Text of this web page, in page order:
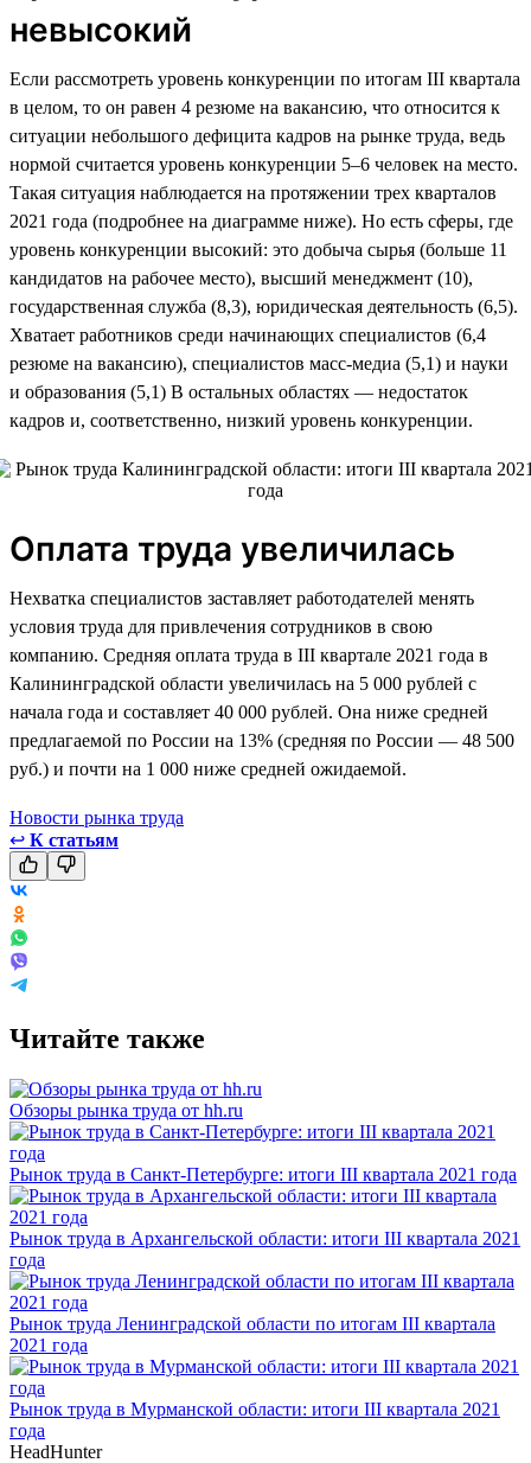
невысокий
Если рассмотреть уровень конкуренции по итогам III квартала
в целом, то он равен 4 резюме на вакансию, что относится к
ситуации небольшого дефицита кадров на рынке труда, ведь
нормой считается уровень конкуренции 5–6 человек на место.
Такая ситуация наблюдается на протяжении трех кварталов
2021 года (подробнее на диаграмме ниже). Но есть сферы, где
уровень конкуренции высокий: это добыча сырья (больше 11
кандидатов на рабочее место), высший менеджмент (10),
государственная служба (8,3), юридическая деятельность (6,5).
Хватает работников среди начинающих специалистов (6,4
резюме на вакансию), специалистов масс-медиа (5,1) и науки
и образования (5,1) В остальных областях — недостаток
кадров и, соответственно, низкий уровень конкуренции.
Оплата труда увеличилась
Нехватка специалистов заставляет работодателей менять
условия труда для привлечения сотрудников в свою
компанию. Средняя оплата труда в III квартале 2021 года в
Калининградской области увеличилась на 5 000 рублей с
начала года и составляет 40 000 рублей. Она ниже средней
предлагаемой по России на 13% (средняя по России — 48 500
руб.) и почти на 1 000 ниже средней ожидаемой.
Новости рынка труда
↩ К статьям
Читайте также
Обзоры рынка труда от hh.ru
Рынок труда в Санкт-Петербурге: итоги III квартала 2021 года
Рынок труда в Архангельской области: итоги III квартала 2021
года
Рынок труда Ленинградской области по итогам III квартала
2021 года
Рынок труда в Мурманской области: итоги III квартала 2021
года
HeadHunter